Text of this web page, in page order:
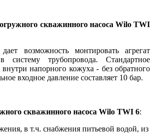
скважинного насоса Wilo TWI
возможность монтировать агрегат
систему трубопровода. Стандартное
напорного кожуха - без обратного
входное давление составляет 10 бар.
скважинного насоса Wilo TWI 6:
в т.ч. снабжения питьевой водой, из